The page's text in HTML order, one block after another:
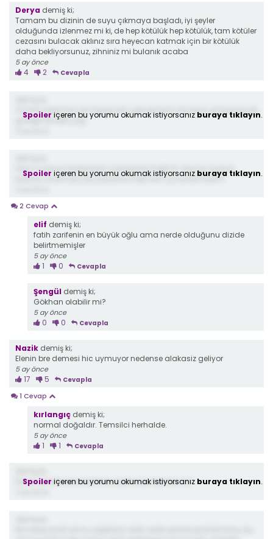
Derya demiş ki;
Tamam bu dizinin de suyu çıkmaya başladı, iyi şeyler
olduğunda izlenmez mi ki, de hep kötülük hep kötülük, tam kötüler
cezasını bulacak aklınız sıra heyecan katmak için bir kötülük
daha bekliyorsunuz, zihniniz mi bulanık acaba
5 ay önce
4 2 Cevapla
Ya tam bölümün en heyecanlı yerinde tam hicranın g*tüne bıçak
girdiğinde bitti yağ
Spoiler içeren bu yorumu okumak istiyorsanız buraya tıklayın.
Hani o isonun babasının mezarinda Fatih"in orucun isonun
babası unutmak yok yazıyorsa fatih kim ya anlamadim
Spoiler içeren bu yorumu okumak istiyorsanız buraya tıklayın.
2 Cevap
elif demiş ki;
fatih zarifenin en büyük oğlu ama nerde olduğunu dizide
belirtmemişler
5 ay önce
1 0 Cevapla
Şengül demiş ki;
Gökhan olabilir mi?
5 ay önce
0 0 Cevapla
Nazik demiş ki;
Elenin bre demesi hic uymuyor nedense alakasiz geliyor
5 ay önce
17 5 Cevapla
1 Cevap
kırlangıç demiş ki;
normal doğaldır. Temsilci herhalde.
5 ay önce
1 1 Cevapla
Esme ve Adil yine barismis ayırmayın şunları ya
Spoiler içeren bu yorumu okumak istiyorsanız buraya tıklayın.